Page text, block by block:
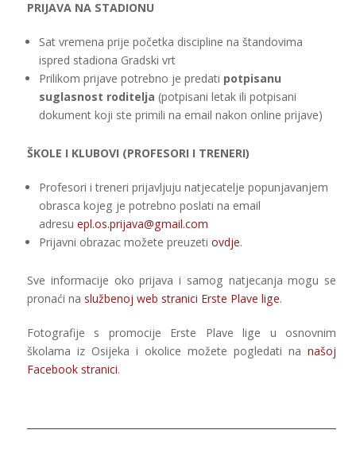
PRIJAVA NA STADIONU
Sat vremena prije početka discipline na štandovima
ispred stadiona Gradski vrt
Prilikom prijave potrebno je predati potpisanu
suglasnost roditelja (potpisani letak ili potpisani
dokument koji ste primili na email nakon online prijave)
ŠKOLE I KLUBOVI (PROFESORI I TRENERI)
Profesori i treneri prijavljuju natjecatelje popunjavanjem
obrasca kojeg je potrebno poslati na email
adresu epl.os.prijava@gmail.com
Prijavni obrazac možete preuzeti ovdje.
Sve informacije oko prijava i samog natjecanja mogu se
pronaći na službenoj web stranici Erste Plave lige.
Fotografije s promocije Erste Plave lige u osnovnim
školama iz Osijeka i okolice možete pogledati na našoj
Facebook stranici.